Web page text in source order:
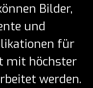
Bilder,
und
für
mit höchster
werden.